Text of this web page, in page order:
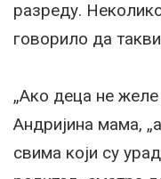
разреду.
говорило да
„Ако деца не желе
Андријина мама,
свима који су